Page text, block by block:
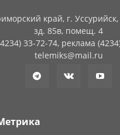
край, г.
зд. 85в, помещ. 4
33-72-74, реклама
telemiks@mail.ru